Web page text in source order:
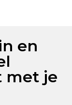
en
met je